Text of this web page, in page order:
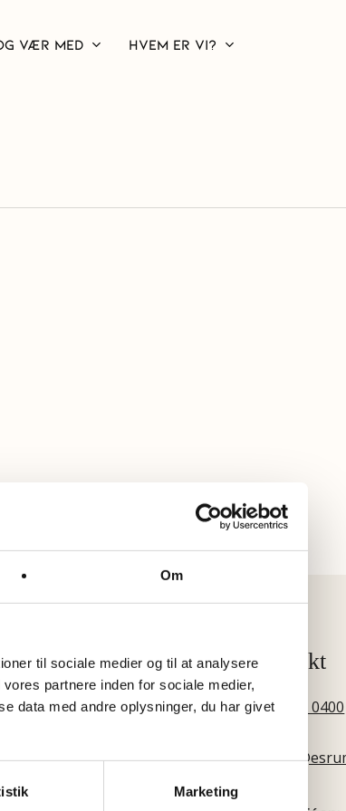
Om
til sociale medier og til at analysere
partnere inden for sociale medier,
data med andre oplysninger, du har givet
Marketing
VÆR MED HVEM ER VI?
Åbningstider
Tirs.-søn. kl. 10:00-
Se mere om
her
Kontakt
Tlf. 4836 0400